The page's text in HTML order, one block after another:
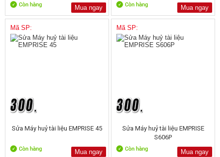
Mua ngay
Mua ngay
Mã SP:
Sửa Máy huỷ tài liệu EMPRISE 45
Mua ngay
Mã SP:
Sửa Máy huỷ tài liệu EMPRISE
S606P
Mua ngay